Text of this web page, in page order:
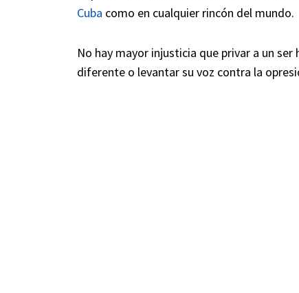
Cuba como en cualquier rincón del mundo.
No hay mayor injusticia que privar a un
diferente o levantar su voz contra la